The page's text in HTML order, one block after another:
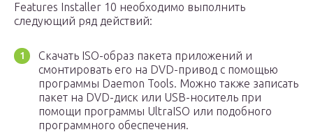
Features Installer 10 необходимо выполнить
следующий ряд действий:
Скачать ISO-образ пакета приложений и
смонтировать его на DVD-привод с помощью
программы Daemon Tools. Можно также записать
пакет на DVD-диск или USB-носитель при
помощи программы UltraISO или подобного
программного обеспечения.